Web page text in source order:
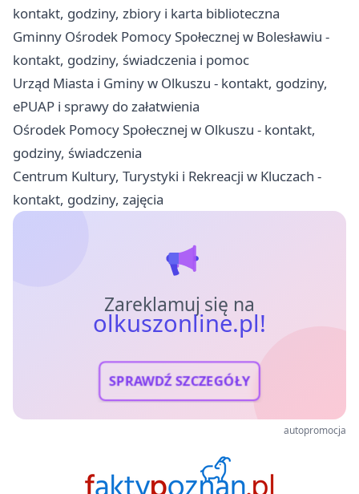
kontakt, godziny, zbiory i karta biblioteczna
Gminny Ośrodek Pomocy Społecznej w Bolesławiu -
kontakt, godziny, świadczenia i pomoc
Urząd Miasta i Gminy w Olkuszu - kontakt, godziny,
ePUAP i sprawy do załatwienia
Ośrodek Pomocy Społecznej w Olkuszu - kontakt,
godziny, świadczenia
Centrum Kultury, Turystyki i Rekreacji w Kluczach -
kontakt, godziny, zajęcia
Zareklamuj się na
olkuszonline.pl!
SPRAWDŹ SZCZEGÓŁY
autopromocja